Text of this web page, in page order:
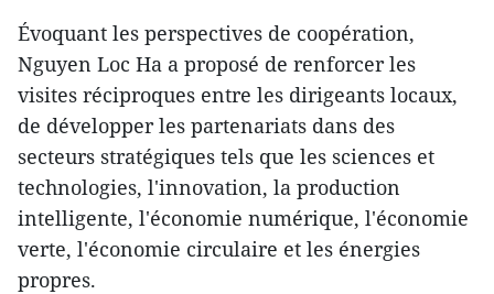
Évoquant les perspectives de coopération,
Nguyen Loc Ha a proposé de renforcer les
visites réciproques entre les dirigeants locaux,
de développer les partenariats dans des
secteurs stratégiques tels que les sciences et
technologies, l'innovation, la production
intelligente, l'économie numérique, l'économie
verte, l'économie circulaire et les énergies
propres.